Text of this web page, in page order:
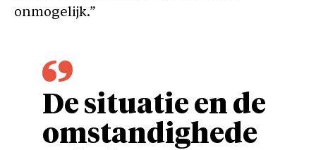
onmogelijk.”
De situatie en de
omstandighede